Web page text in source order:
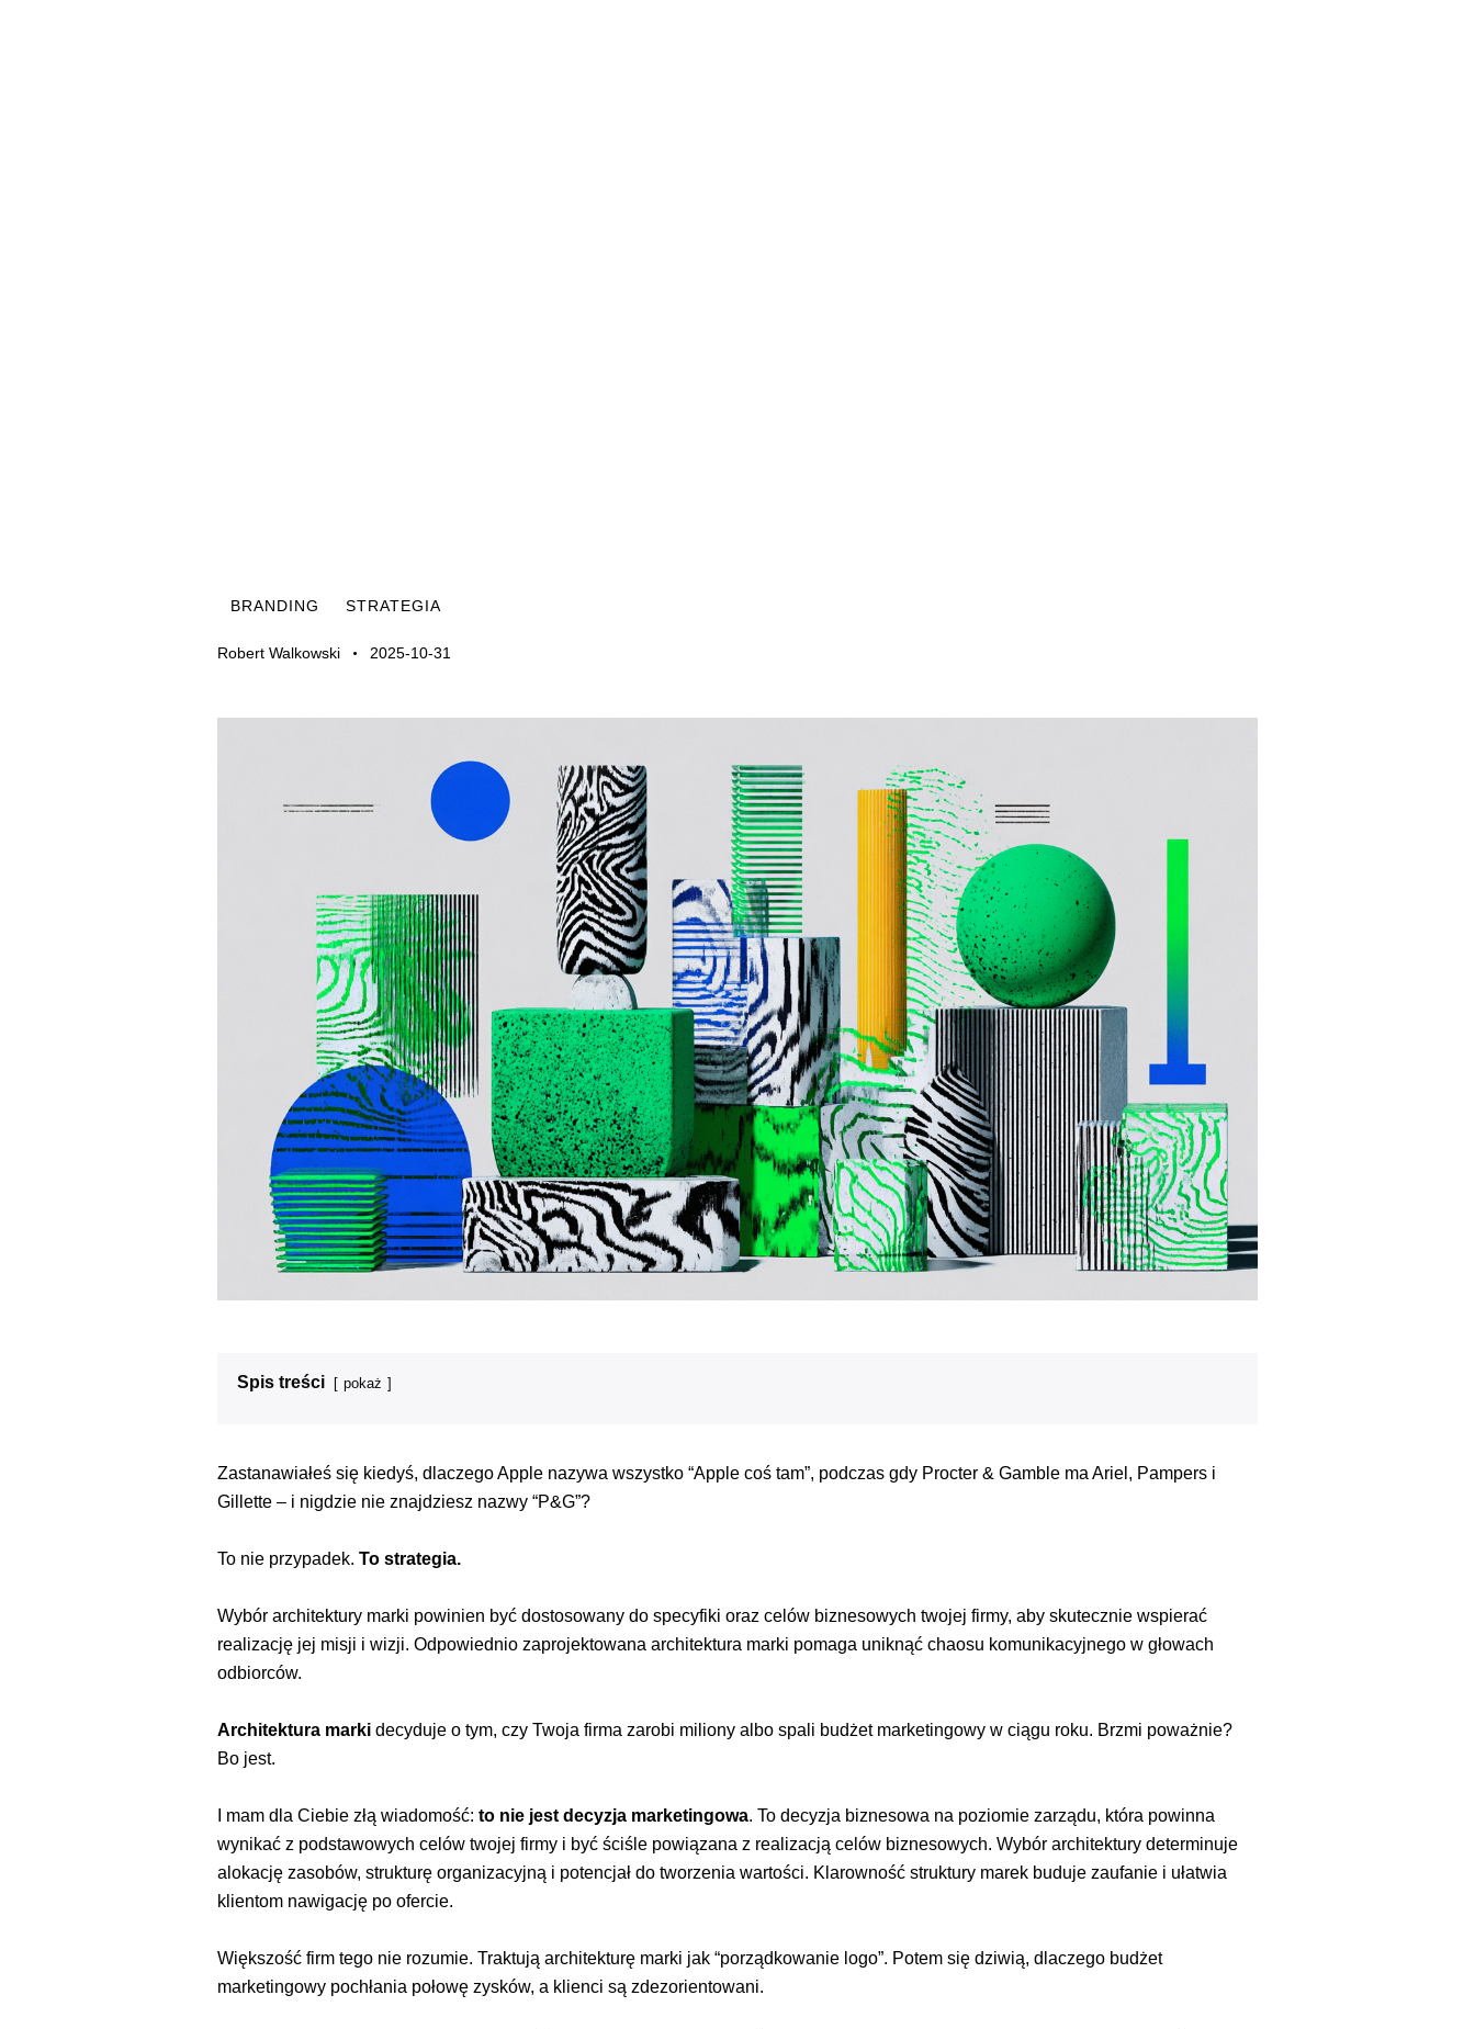
BRANDING STRATEGIA
Robert Walkowski 2025-10-31
Spis treści pokaż
Zastanawiałeś się kiedyś, dlaczego Apple nazywa wszystko “Apple coś tam”, podczas gdy Procter & Gamble ma Ariel, Pampers i
Gillette – i nigdzie nie znajdziesz nazwy “P&G”?
To nie przypadek. To strategia.
Wybór architektury marki powinien być dostosowany do specyfiki oraz celów biznesowych twojej firmy, aby skutecznie wspierać
realizację jej misji i wizji. Odpowiednio zaprojektowana architektura marki pomaga uniknąć chaosu komunikacyjnego w głowach
odbiorców.
Architektura marki decyduje o tym, czy Twoja firma zarobi miliony albo spali budżet marketingowy w ciągu roku. Brzmi poważnie?
Bo jest.
I mam dla Ciebie złą wiadomość: to nie jest decyzja marketingowa. To decyzja biznesowa na poziomie zarządu, która powinna
wynikać z podstawowych celów twojej firmy i być ściśle powiązana z realizacją celów biznesowych. Wybór architektury determinuje
alokację zasobów, strukturę organizacyjną i potencjał do tworzenia wartości. Klarowność struktury marek buduje zaufanie i ułatwia
klientom nawigację po ofercie.
Większość firm tego nie rozumie. Traktują architekturę marki jak “porządkowanie logo”. Potem się dziwią, dlaczego budżet
marketingowy pochłania połowę zysków, a klienci są zdezorientowani.